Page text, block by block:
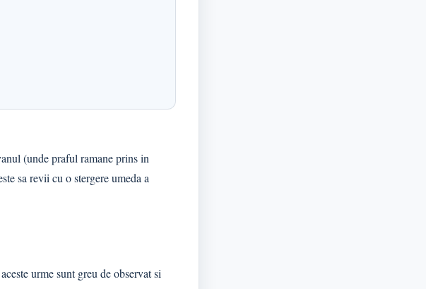
(unde praful ramane prins in
sa revii cu o stergere umeda a
urme sunt greu de observat si